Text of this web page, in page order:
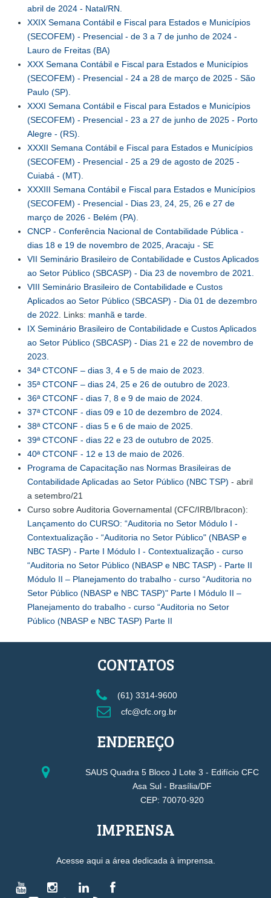
abril de 2024 - Natal/RN.
XXIX Semana Contábil e Fiscal para Estados e Municípios
(SECOFEM) - Presencial - de 3 a 7 de junho de 2024 -
Lauro de Freitas (BA)
XXX Semana Contábil e Fiscal para Estados e Municípios
(SECOFEM) - Presencial - 24 a 28 de março de 2025 - São
Paulo (SP).
XXXI Semana Contábil e Fiscal para Estados e Municípios
(SECOFEM) - Presencial - 23 a 27 de junho de 2025 - Porto
Alegre - (RS).
XXXII Semana Contábil e Fiscal para Estados e Municípios
(SECOFEM) - Presencial - 25 a 29 de agosto de 2025 -
Cuiabá - (MT).
XXXIII Semana Contábil e Fiscal para Estados e Municípios
(SECOFEM) - Presencial - Dias 23, 24, 25, 26 e 27 de
março de 2026 - Belém (PA)
CNCP - Conferência Nacional de Contabilidade Pública -
dias 18 e 19 de novembro de 2025, Aracaju - SE
VII Seminário Brasileiro de Contabilidade e Custos Aplicados
ao Setor Público (SBCASP) - Dia 23 de novembro de 2021.
VIII Seminário Brasileiro de Contabilidade e Custos
Aplicados ao Setor Público (SBCASP) - Dia 01 de dezembro
de 2022 . Links: manhã e tarde
IX Seminário Brasileiro de Contabilidade e Custos Aplicados
ao Setor Público (SBCASP) - Dias 21 e 22 de novembro de
2023.
34ª CTCONF – dias 3, 4 e 5 de maio de 2023
35ª CTCONF – dias 24, 25 e 26 de outubro de 2023.
36ª CTCONF - dias 7, 8 e 9 de maio de 2024.
37ª CTCONF - dias 09 e 10 de dezembro de 2024.
38ª CTCONF - dias 5 e 6 de maio de 2025.
39ª CTCONF - dias 22 e 23 de outubro de 2025
40ª CTCONF - 12 e 13 de maio de 2026.
Programa de Capacitação nas Normas Brasileiras de
Contabilidade Aplicadas ao Setor Público (NBC TSP) - abril
a setembro/21
Curso sobre Auditoria Governamental (CFC/IRB/Ibracon):
Lançamento do CURSO: “Auditoria no Setor Módulo I -
Contextualização - “Auditoria no Setor Público" (NBASP e
NBC TASP) - Parte I Módulo I - Contextualização - curso
“Auditoria no Setor Público (NBASP e NBC TASP) - Parte II
Módulo II – Planejamento do trabalho - curso “Auditoria no
Setor Público (NBASP e NBC TASP)" Parte I Módulo II –
Planejamento do trabalho - curso “Auditoria no Setor
Público (NBASP e NBC TASP) Parte II
CONTATOS
(61) 3314-9600
cfc@cfc.org.br
ENDEREÇO
SAUS Quadra 5 Bloco J Lote 3 - Edifício CFC
Asa Sul - Brasília/DF
CEP: 70070-920
IMPRENSA
Acesse aqui a área dedicada à imprensa.